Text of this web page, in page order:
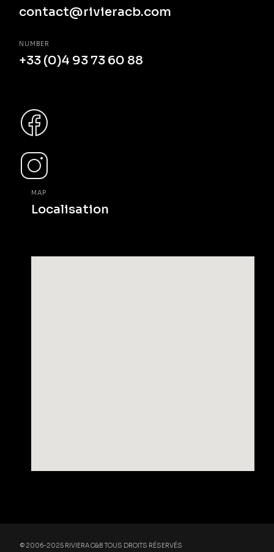
contact@rivieracb.com
NUMBER
+33 (0)4 93 73 60 88
MAP
Localisation
© 2006-2025 RIVIERA C&B TOUS DROITS RÉSERVÉS